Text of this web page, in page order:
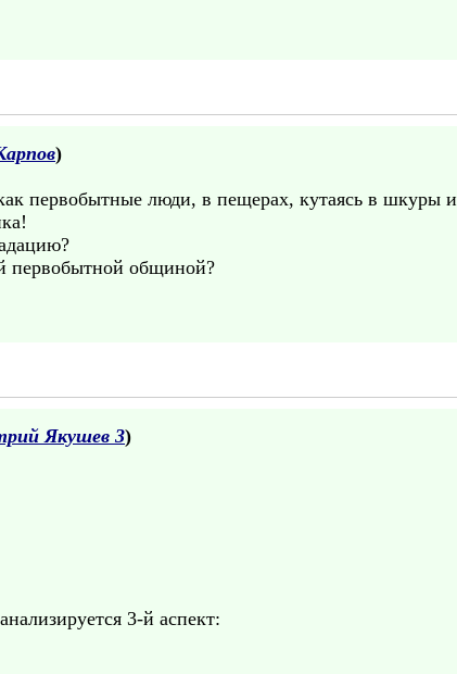
)
первобытные люди, в пещерах, кутаясь в шкуры и
первобытной общиной?
Якушев 3)
3-й аспект: